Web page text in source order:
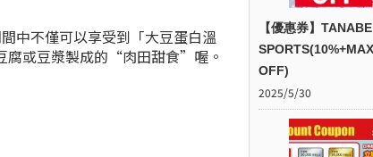
中不僅可以享受到「大豆蛋白溫
腐或豆漿製成的“肉田甜食”喔。
【優惠券】TANABE
OFF)
2025/5/30